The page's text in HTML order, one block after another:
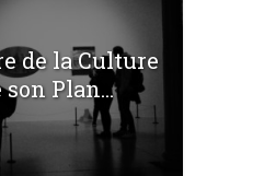
de la Culture
Plan...